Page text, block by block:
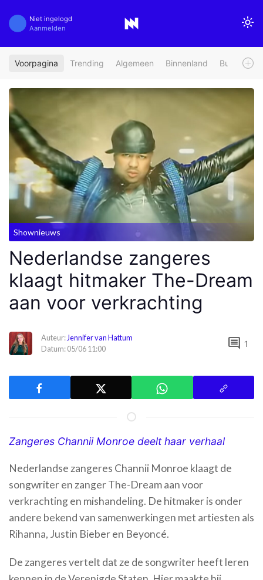
Niet ingelogd
Aanmelden
Voorpagina Trending Algemeen Binnenland Buitenland
Shownieuws
Nederlandse zangeres
klaagt hitmaker The-Dream
aan voor verkrachting
Auteur:Jennifer van Hattum
Datum: 05/06 11:00
comment 1
Zangeres Channii Monroe deelt haar verhaal
Nederlandse zangeres Channii Monroe klaagt de
songwriter en zanger The-Dream aan voor
verkrachting en mishandeling. De hitmaker is onder
andere bekend van samenwerkingen met artiesten als
Rihanna, Justin Bieber en Beyoncé.
De zangeres vertelt dat ze de songwriter heeft leren